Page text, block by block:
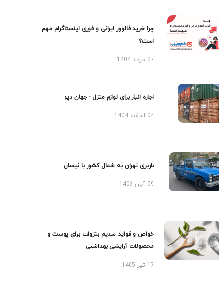
چرا خرید فالوور ایرانی و فوری اینستاگرام مهم
است؟
27 مرداد 1404
اجاره انبار برای لوازم منزل - جهان دپو
04 اسفند 1404
باربری تهران به شمال کشور با نیسان
09 آبان 1403
خواص و فواید سدیم بنزوات برای پوست و
محصولات آرایشی بهداشتی
17 تیر 1405